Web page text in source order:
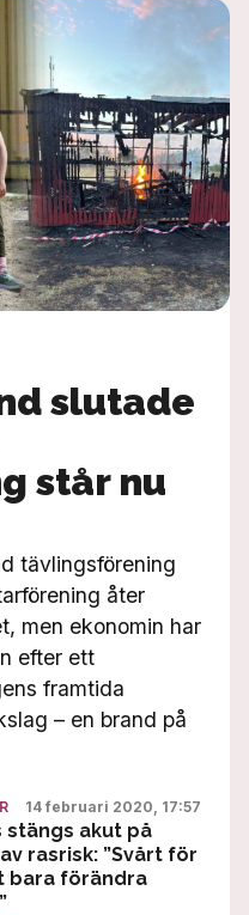
slutade
står nu
tävlingsförening
åter
men ekonomin har
efter ett
framtida
– en brand på
14 februari 2020, 17:57
stängs akut på
rasrisk: ”Svårt för
bara förändra